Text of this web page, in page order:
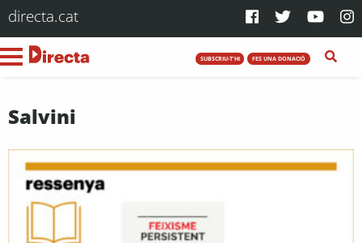
directa.cat
SUBSCRIU-T'HI FES UNA DONACIÓ
Salvini